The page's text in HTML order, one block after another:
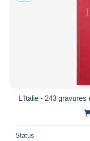
L'Italie - 243 gravures
Status